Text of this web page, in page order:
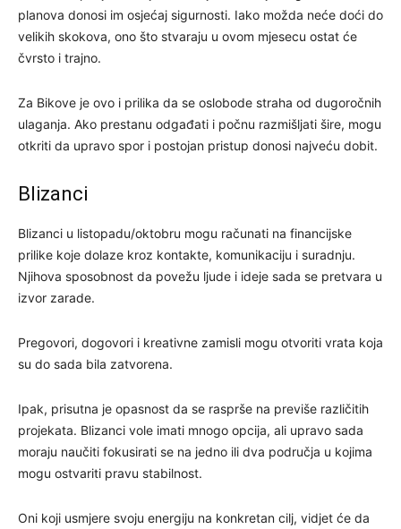
planova donosi im osjećaj sigurnosti. Iako možda neće doći do
velikih skokova, ono što stvaraju u ovom mjesecu ostat će
čvrsto i trajno.
Za Bikove je ovo i prilika da se oslobode straha od dugoročnih
ulaganja. Ako prestanu odgađati i počnu razmišljati šire, mogu
otkriti da upravo spor i postojan pristup donosi najveću dobit.
Blizanci
Blizanci u listopadu/oktobru mogu računati na financijske
prilike koje dolaze kroz kontakte, komunikaciju i suradnju.
Njihova sposobnost da povežu ljude i ideje sada se pretvara u
izvor zarade.
Pregovori, dogovori i kreativne zamisli mogu otvoriti vrata koja
su do sada bila zatvorena.
Ipak, prisutna je opasnost da se rasprše na previše različitih
projekata. Blizanci vole imati mnogo opcija, ali upravo sada
moraju naučiti fokusirati se na jedno ili dva područja u kojima
mogu ostvariti pravu stabilnost.
Oni koji usmjere svoju energiju na konkretan cilj, vidjet će da